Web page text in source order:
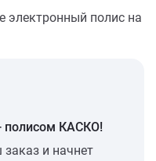
электронный полис на
полисом КАСКО!
и начнет